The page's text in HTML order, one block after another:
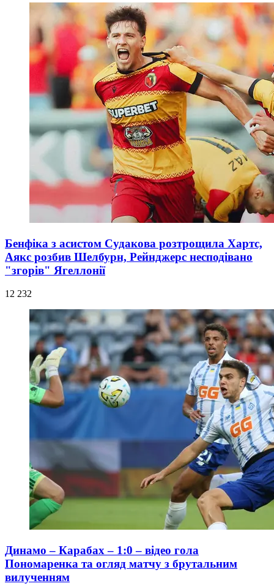
Бенфіка з асистом Судакова розтрощила Хартс,
Аякс розбив Шелбурн, Рейнджерс несподівано
"згорів" Ягеллонії
12 232
Динамо – Карабах – 1:0 – відео гола
Пономаренка та огляд матчу з брутальним
вилученням